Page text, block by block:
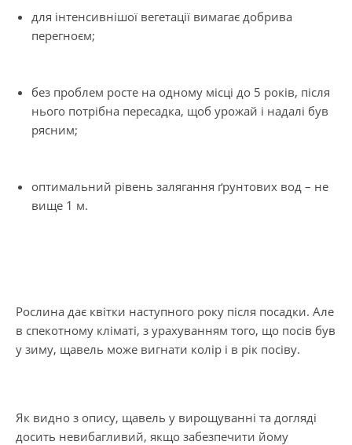
для інтенсивнішої вегетації вимагає добрива
перегноєм;
без проблем росте на одному місці до 5 років, після
нього потрібна пересадка, щоб урожай і надалі був
рясним;
оптимальний рівень залягання ґрунтових вод – не
вище 1 м.
Рослина дає квітки наступного року після посадки. Але
в спекотному кліматі, з урахуванням того, що посів був
у зиму, щавель може вигнати колір і в рік посіву.
Як видно з опису, щавель у вирощуванні та догляді
досить невибагливий, якщо забезпечити йому